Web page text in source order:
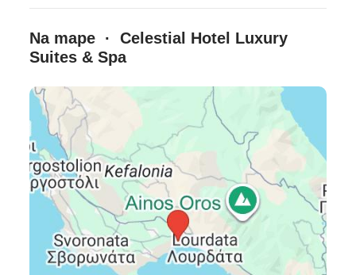
od 1.1.2025 pohybuje vo výške 2,00-15,00
EUR/izba/ deň (napr. 5* hotel má taxu 15
EUR/izba/deň).
Oficiálne hodnotenie
****
Na mape · Celestial Hotel Luxury
Suites & Spa